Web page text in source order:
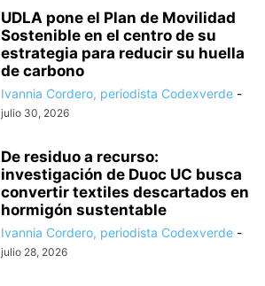
UDLA pone el Plan de Movilidad
Sostenible en el centro de su
estrategia para reducir su huella
de carbono
Ivannia Cordero, periodista Codexverde -
julio 30, 2026
De residuo a recurso:
investigación de Duoc UC busca
convertir textiles descartados en
hormigón sustentable
Ivannia Cordero, periodista Codexverde -
julio 28, 2026